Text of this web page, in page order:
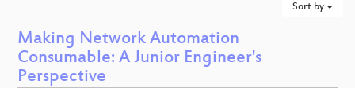
Sort by
Making Network Automation
Consumable: A Junior Engineer's
Perspective